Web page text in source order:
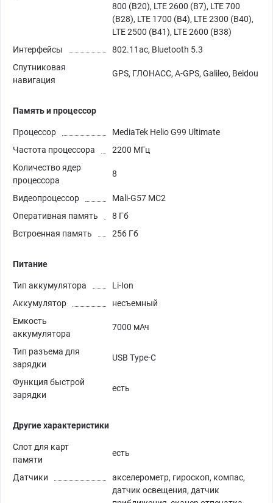
800 (B20), LTE 2600 (B7), LTE 700
(B28), LTE 1700 (B4), LTE 2300 (B40),
LTE 2500 (B41), LTE 2600 (B38)
Интерфейсы
802.11ac, Bluetooth 5.3
Спутниковая
навигация
GPS, ГЛОНАСС, A-GPS, Galileo, Beidou
Память и процессор
Процессор
MediaTek Helio G99 Ultimate
Частота процессора
2200 МГц
Количество ядер
процессора
8
Видеопроцессор
Mali-G57 MC2
Оперативная память
8 Гб
Встроенная память
256 Гб
Питание
Тип аккумулятора
Li-Ion
Аккумулятор
несъемный
Емкость
аккумулятора
7000 мАч
Тип разъема для
зарядки
USB Type-C
Функция быстрой
зарядки
есть
Другие характеристики
Слот для карт
памяти
есть
Датчики
акселерометр, гироскоп, компас,
датчик освещения, датчик